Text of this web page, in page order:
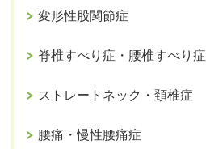
変形性股関節症
脊椎すべり症・腰椎すべり症
ストレートネック・頚椎症
腰痛・慢性腰痛症